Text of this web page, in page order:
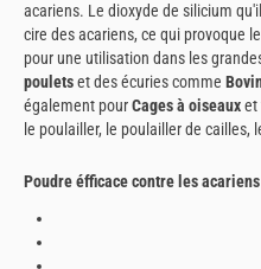
acariens. Le dioxyde de silicium
cire des acariens, ce qui provoque
pour une utilisation dans les
pouletset des écuries comme
également pourCages à oiseauxet
le poulailler, le poulailler de cailles,
Poudre éfficace contre les